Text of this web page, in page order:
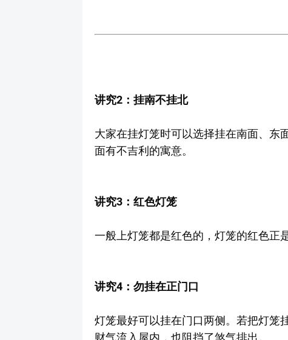
讲究2：挂南不挂北
大家在挂灯笼时可以选择挂在南面、东
面有不吉利的寓意。
讲究3：红色灯笼
一般上灯笼都是红色的，灯笼的红色正
讲究4：勿挂在正门口
灯笼最好可以挂在门口两侧。若把灯笼
财气流入屋内，也阻挡了煞气排出。